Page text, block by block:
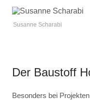
Susanne Scharabi
Der Baustoff
Besonders bei